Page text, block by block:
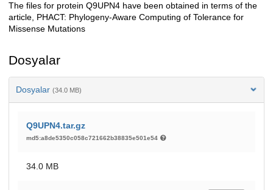
Açıklama
The files for protein Q9UPN4 have been obtained in terms of the
article, PHACT: Phylogeny-Aware Computing of Tolerance for
Missense Mutations
Dosyalar
Dosyalar (34.0 MB)
Q9UPN4.tar.gz
md5:a8de5350c058c721662b38835e501e54
34.0 MB